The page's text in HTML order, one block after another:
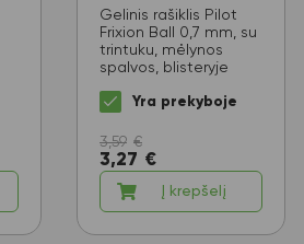
Gelinis rašiklis Pilot
Frixion Ball 0,7 mm, su
trintuku, mėlynos
spalvos, blisteryje
Yra prekyboje
3,59 €
3,27 €
Į krepšelį